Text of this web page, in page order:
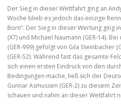
Der Sieg in dieser Wettfahrt ging an
Woche blieb es jedoch das einzige
Born“. Der Sieg in dieser Wertung ging
(X7) und Michael Naumann (GER-14).
(GER-999) gefolgt von Gila Steinbacher
(GER-52). Während fast das gesamte
sich einen ersten Eindruck von den
Bedingungen mache, ließ sich der
Gunnar Asmussen (GER-2) zu diesem
schauen und nahm an dieser Wettfahrt